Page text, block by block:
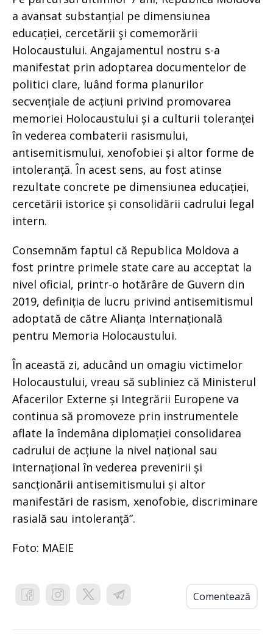
a avansat substanțial pe dimensiunea
educației, cercetării şi comemorării
Holocaustului. Angajamentul nostru s-a
manifestat prin adoptarea documentelor de
politici clare, luând forma planurilor
secvențiale de acțiuni privind promovarea
memoriei Holocaustului și a culturii toleranței
în vederea combaterii rasismului,
antisemitismului, xenofobiei și altor forme de
intoleranță. În acest sens, au fost atinse
rezultate concrete pe dimensiunea educației,
cercetării istorice și consolidării cadrului legal
intern.
Consemnăm faptul că Republica Moldova a
fost printre primele state care au acceptat la
nivel oficial, printr-o hotărâre de Guvern din
2019, definiția de lucru privind antisemitismul
adoptată de către Alianța Internațională
pentru Memoria Holocaustului.
În această zi, aducând un omagiu victimelor
Holocaustului, vreau să subliniez că Ministerul
Afacerilor Externe și Integrării Europene va
continua să promoveze prin instrumentele
aflate la îndemâna diplomației consolidarea
cadrului de acțiune la nivel național sau
internațional în vederea prevenirii și
sancționării antisemitismului și altor
manifestări de rasism, xenofobie, discriminare
rasială sau intoleranță”.
Foto: MAEIE
Comentează